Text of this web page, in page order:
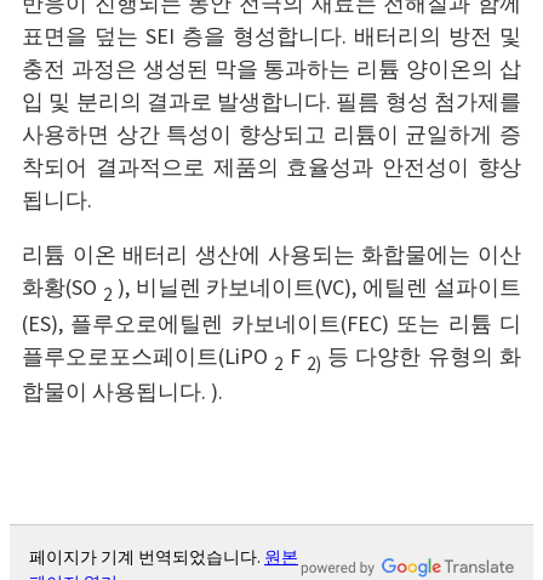
표면을 덮는 SEI 층을 형성합니다. 배터리의 방전 및
충전 과정은 생성된 막을 통과하는 리튬 양이온의 삽
입 및 분리의 결과로 발생합니다. 필름 형성 첨가제를
사용하면 상간 특성이 향상되고 리튬이 균일하게 증
착되어 결과적으로 제품의 효율성과 안전성이 향상
됩니다.
리튬 이온 배터리 생산에 사용되는 화합물에는 이산
화황(SO 2), 비닐렌 카보네이트(VC), 에틸렌 설파이트
(ES), 플루오로에틸렌 카보네이트(FEC) 또는 리튬 디
플루오로포스페이트(LiPO 2 F 2) 등 다양한 유형의 화
합물이 사용됩니다. ).
페이지가 기계 번역되었습니다. 원본